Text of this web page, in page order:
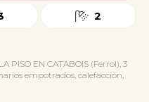
2
PISO EN CATABOIS (Ferrol), 3
empotrados, calefacción,